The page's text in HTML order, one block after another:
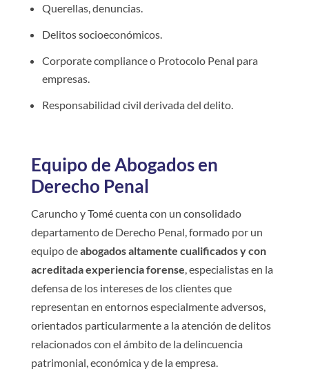
Querellas, denuncias.
Delitos socioeconómicos.
Corporate compliance o Protocolo Penal para
empresas.
Responsabilidad civil derivada del delito.
Equipo de Abogados en
Derecho Penal
Caruncho y Tomé cuenta con un consolidado
departamento de Derecho Penal, formado por un
equipo deabogados altamente cualificados y con
acreditada experiencia forense, especialistas en la
defensa de los intereses de los clientes que
representan en entornos especialmente adversos,
orientados particularmente a la atención de delitos
relacionados con el ámbito de la delincuencia
patrimonial, económica y de la empresa.